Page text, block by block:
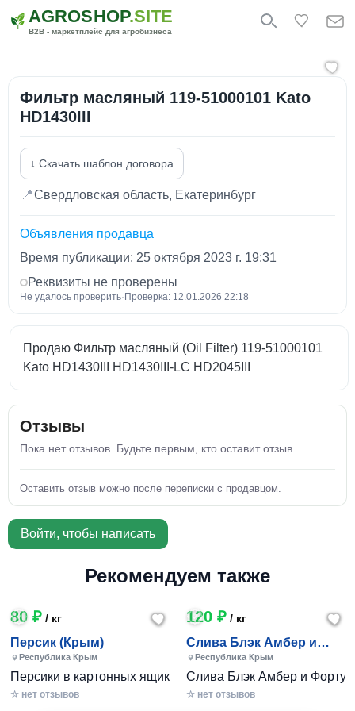
AGROSHOP.SITE
B2B - маркетплейс для агробизнеса
Фильтр масляный 119-51000101 Kato
HD1430III
↓ Скачать шаблон договора
📍Свердловская область, Екатеринбург
Объявления продавца
Время публикации: 25 октября 2023 г. 19:31
Реквизиты не проверены
Не удалось проверить· Проверка: 12.01.2026 22:18
Продаю Фильтр масляный (Oil Filter) 119-51000101
Kato HD1430III HD1430III-LC HD2045III
Отзывы
Пока нет отзывов. Будьте первым, кто оставит отзыв.
Оставить отзыв можно после переписки с продавцом.
Войти, чтобы написать
Рекомендуем также
80 ₽ / кг
Персик (Крым)
Республика Крым
Персики в картонных ящиках по 7-10 кг. Цена 80-200 руб
☆ нет отзывов
120 ₽/ кг
Слива Блэк Амбер и
Фортуна (Крым)
Республика Крым
Слива Блэк Амбер и
☆ нет отзывов